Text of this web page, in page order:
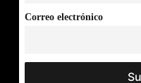
Correo electrónico